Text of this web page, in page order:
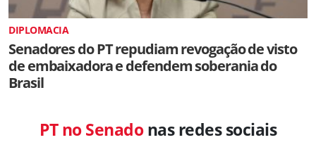
DIPLOMACIA
Senadores do PT repudiam revogação de visto
de embaixadora e defendem soberania do
Brasil
PT no Senadonas redes sociais